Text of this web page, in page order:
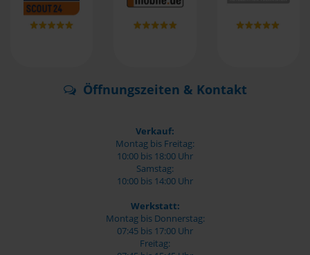
Öffnungszeiten & Kontakt
Verkauf:
Montag bis Freitag:
10:00 bis 18:00 Uhr
Samstag:
10:00 bis 14:00 Uhr
Werkstatt:
Montag bis Donnerstag:
07:45 bis 17:00 Uhr
Freitag: